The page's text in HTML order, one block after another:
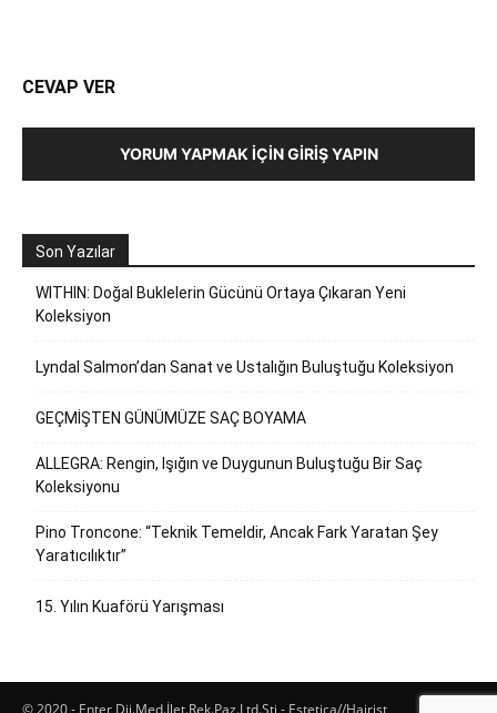
CEVAP VER
YORUM YAPMAK İÇIN GIRIŞ YAPIN
Son Yazılar
WITHIN: Doğal Buklelerin Gücünü Ortaya Çıkaran Yeni
Koleksiyon
Lyndal Salmon’dan Sanat ve Ustalığın Buluştuğu Koleksiyon
GEÇMİŞTEN GÜNÜMÜZE SAÇ BOYAMA
ALLEGRA: Rengin, Işığın ve Duygunun Buluştuğu Bir Saç
Koleksiyonu
Pino Troncone: “Teknik Temeldir, Ancak Fark Yaratan Şey
Yaratıcılıktır”
15. Yılın Kuaförü Yarışması
© 2020 - Enter Dij.Med.İlet.Rek.Paz.Ltd.Şti - Estetica//Hairist